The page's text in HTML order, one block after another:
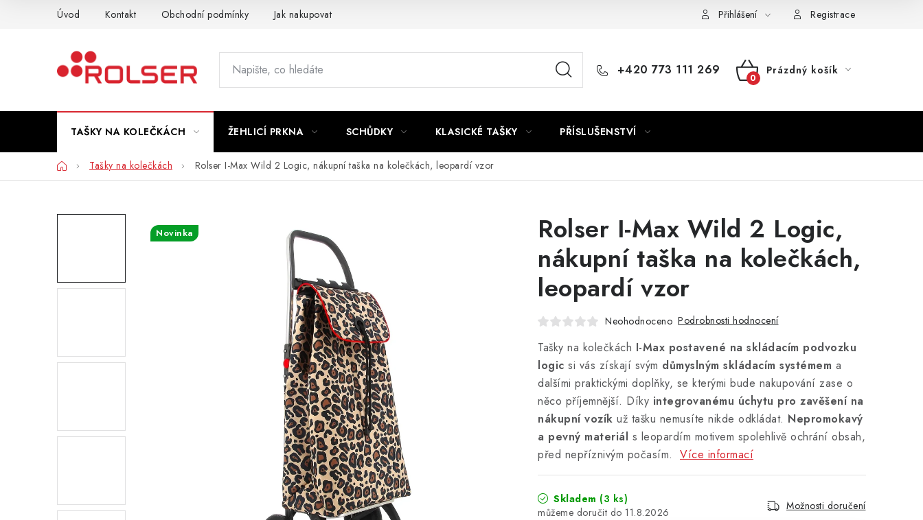
Úvod Kontakt Obchodní podmínky Jak nakupovat Přihlášení Registrace
+420 773 111 269
NÁKUPNÍ
Prázdný košík
TAŠKY NA KOLEČKÁCH ŽEHLICÍ PRKNA SCHŮDKY KLASICKÉ TAŠKY PŘÍSLUŠENSTVÍ
DomůTašky na kolečkách Rolser I-Max Wild 2 Logic, nákupní taška na kolečkách, leopardí vzor
Rolser I-Max Wild 2 Logic,
nákupní taška na kolečkách,
leopardí vzor
Neohodnoceno Podrobnosti hodnocení
Tašky na kolečkách I-Max postavené na skládacím podvozku
logic si vás získají svým důmyslným skládacím systémem a
dalšími praktickými doplňky, se kterými bude nakupování zase o
něco příjemnější. Díky integrovanému úchytu pro zavěšení na
nákupní vozík už tašku nemusíte nikde odkládat. Nepromokavý
a pevný materiál s leopardím motivem spolehlivě ochrání obsah,
před nepříznivým počasím. Více informací
Skladem (3 ks)
11.8.2026
Možnosti doručení
Novinka